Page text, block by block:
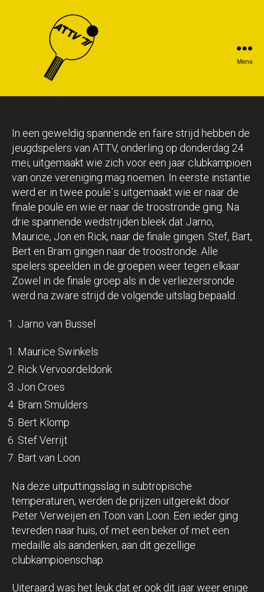
Menu
In een geweldig spannende en faire strijd hebben de
jeugdspelers van ATTV, onderling op donderdag 24
mei, uitgemaakt wie zich voor een jaar clubkampioen
van onze vereniging mag noemen. In eerste instantie
werd er in twee poule`s uitgemaakt wie er naar de
finale poule en wie er naar de troostronde ging. Na
drie spannende wedstrijden bleek dat Jarno,
Maurice, Jon en Rick, naar de finale gingen. Stef, Bart,
Bert en Bram gingen naar de troostronde. Alle
spelers speelden in de groepen weer tegen elkaar.
Zowel in de finale groep als in de verliezersronde
werd na zware strijd de volgende uitslag bepaald.
Jarno van Bussel
Maurice Swinkels
Rick Vervoordeldonk
Jon Croes
Bram Smulders
Bert Klomp
Stef Verrijt
Bart van Loon
Na deze uitputtingsslag in subtropische
temperaturen, werden de prijzen uitgereikt door
Peter Verweijen en Toon van Loon. Een ieder ging
tevreden naar huis, of met een beker of met een
medaille als aandenken, aan dit gezellige
clubkampioenschap.
Uiteraard was het leuk dat er ook dit jaar weer enige